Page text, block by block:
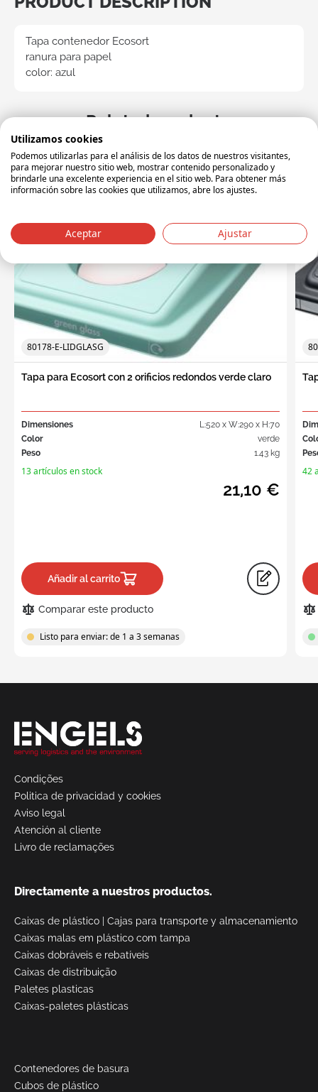
Tapa contenedor Ecosort
ranura para papel
color: azul
Related products
80178-E-LIDGLASG
Tapa para Ecosort con 2 orificios redondos verde claro
Dimensiones
L:520 x W:290 x H:70
Color
verde
Peso
1.43 kg
13 artículos en stock
21,10 €
Añadir al carrito
Comparar este producto
Listo para enviar: de 1 a 3 semanas
42
una
Condições
Politica de privacidad y cookies
Aviso legal
Atención al cliente
Livro de reclamações
Directamente a nuestros productos.
Caixas de plástico | Cajas para transporte y almacenamiento
Caixas malas em plástico com tampa
Caixas dobráveis e rebatíveis
Caixas de distribuição
Paletes plasticas
Caixas-paletes plásticas
Contenedores de basura
Cubos de plástico
Utilizamos cookies
Podemos utilizarlas para el análisis de los datos de nuestros visitantes,
para mejorar nuestro sitio web, mostrar contenido personalizado y
brindarle una excelente experiencia en el sitio web. Para obtener más
información sobre las cookies que utilizamos, abre los ajustes.
Aceptar Ajustar